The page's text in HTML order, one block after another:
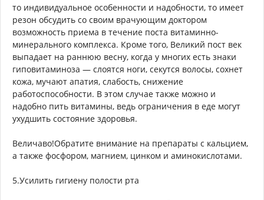
то индивидуальное особенности и надобности, то имеет
резон обсудить со своим врачующим доктором
возможность приема в течение поста витаминно-
минерального комплекса. Кроме того, Великий пост век
выпадает на раннюю весну, когда у многих есть знаки
гиповитаминоза — слоятся ноги, секутся волосы, сохнет
кожа, мучают апатия, слабость, снижение
работоспособности. В этом случае также можно и
надобно пить витамины, ведь ограничения в еде могут
ухудшить состояние здоровья.
Величаво!Обратите внимание на препараты с кальцием,
а также фосфором, магнием, цинком и аминокислотами.
5.Усилить гигиену полости рта